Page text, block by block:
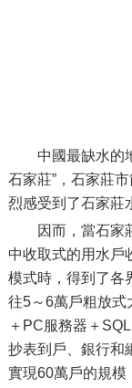
中國最缺水的
石家莊”，石家莊
烈感受到了石家莊
因而，當石家
中收取式的用水戶
模式時，得到了各
往5～6萬戶粗放式
＋PC服務器＋
抄表到戶、銀行和
實現60萬戶的規模